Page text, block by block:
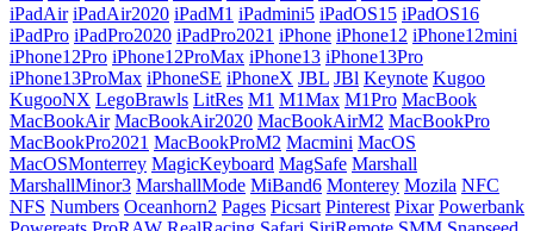
iPadAir iPadAir2020 iPadM1 iPadmini5 iPadOS15 iPadOS16
iPadPro iPadPro2020 iPadPro2021 iPhone iPhone12 iPhone12mini
iPhone12Pro iPhone12ProMax iPhone13 iPhone13Pro
iPhone13ProMax iPhoneSE iPhoneX JBL JBl Keynote Kugoo
KugooNX LegoBrawls LitRes M1 M1Max M1Pro MacBook
MacBookAir MacBookAir2020 MacBookAirM2 MacBookPro
MacBookPro2021 MacBookProM2 Macmini MacOS
MacOSMonterrey MagicKeyboard MagSafe Marshall
MarshallMinor3 MarshallMode MiBand6 Monterey Mozila NFC
NFS Numbers Oceanhorn2 Pages Picsart Pinterest Pixar Powerbank